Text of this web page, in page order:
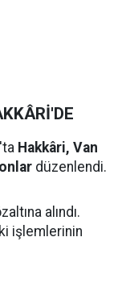
Hakkâri, Van
düzenlendi.
alındı.
işlemlerinin